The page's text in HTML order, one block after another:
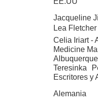
Jacqueline
Lea Fletcher
Celia Iriart -
Medicine
Teresinka
Escritores y
Alemania